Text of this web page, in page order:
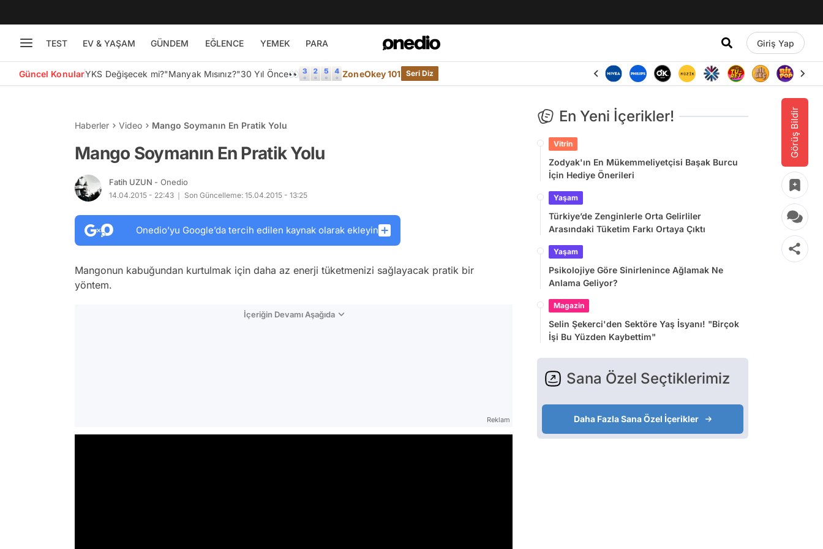
TEST EV & YAŞAM GÜNDEM EĞLENCE YEMEK PARA Giriş Yap
Güncel KonularYKS Değişecek mi?"Manyak Mısınız?"30 Yıl Önce👀 ZoneOkey 101 Seri Diz
Görüş Bildir
Haberler Video Mango Soymanın En Pratik Yolu
Mango Soymanın En Pratik Yolu
Fatih UZUN - Onedio
14.04.2015 - 22:43 Son Güncelleme: 15.04.2015 - 13:25
Onedio’yu Google’da tercih edilen kaynak olarak ekleyin
Mangonun kabuğundan kurtulmak için daha az enerji tüketmenizi sağlayacak pratik bir
yöntem.
İçeriğin Devamı Aşağıda
Reklam
En Yeni İçerikler!
Vitrin
Zodyak'ın En Mükemmeliyetçisi Başak Burcu
İçin Hediye Önerileri
Yaşam
Türkiye’de Zenginlerle Orta Gelirliler
Arasındaki Tüketim Farkı Ortaya Çıktı
Yaşam
Psikolojiye Göre Sinirlenince Ağlamak Ne
Anlama Geliyor?
Magazin
Selin Şekerci'den Sektöre Yaş İsyanı! "Birçok
İşi Bu Yüzden Kaybettim"
Sana Özel Seçtiklerimiz
Daha Fazla Sana Özel İçerikler